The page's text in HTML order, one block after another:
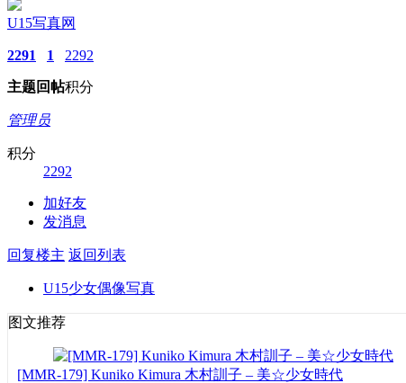
U15写真网
2291
主题
1
回帖
2292
积分
管理员
积分
2292
加好友
发消息
回复楼主 返回列表
U15少女偶像写真
图文推荐
[MMR-179] Kuniko Kimura 木村訓子 – 美☆少女時代